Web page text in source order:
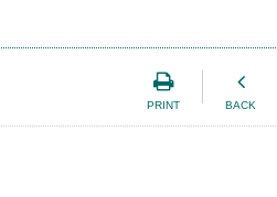
PRINT BACK